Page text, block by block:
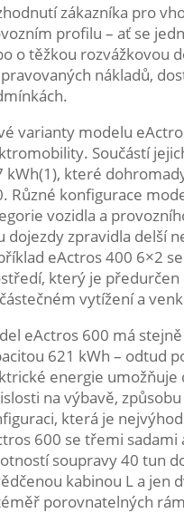
zákazníka pro
profilu – ať se
o těžkou rozvážkovou
nákladů,
varianty modelu
Součástí
kWh(1), které
Různé konfigurace
vozidla a
dojezdy zpravidla delší
eActros 400 6×2
který je předurčen
vytížení a
eActros 600 má
621 kWh – odtud
energie umožňuje
na výbavě,
která je
600 se třemi
soupravy 40 tun
kabinou L a jen
porovnatelných